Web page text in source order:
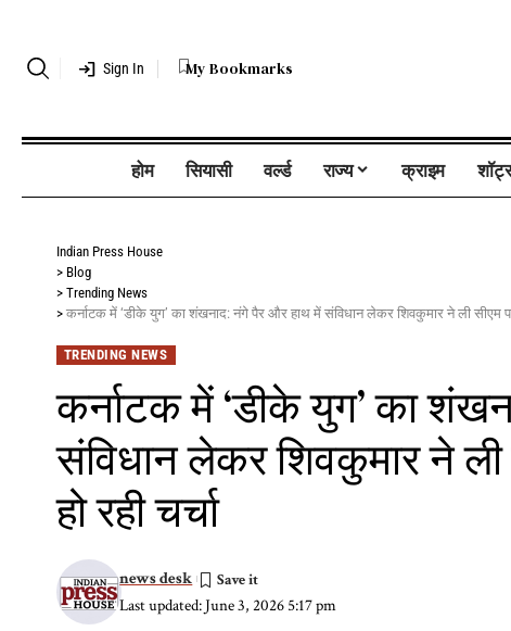
Sign In My Bookmarks
होम सियासी वर्ल्ड राज्य क्राइम
Indian Press House
> Blog
> Trending News
> कर्नाटक में ‘डीके युग’ का शंखनाद: नंगे पैर और हाथ में संविधान लेकर शिवकुमार ने ली सीएम
TRENDING NEWS
कर्नाटक में ‘डीके युग’ का
संविधान लेकर शिवकुमार ने
हो रही चर्चा
Last updated: June 3, 2026 5:17 pm
news desk